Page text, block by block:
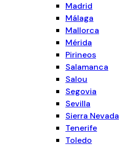
Madrid
Málaga
Mallorca
Mérida
Pirineos
Salamanca
Salou
Segovia
Sevilla
Sierra Nevada
Tenerife
Toledo